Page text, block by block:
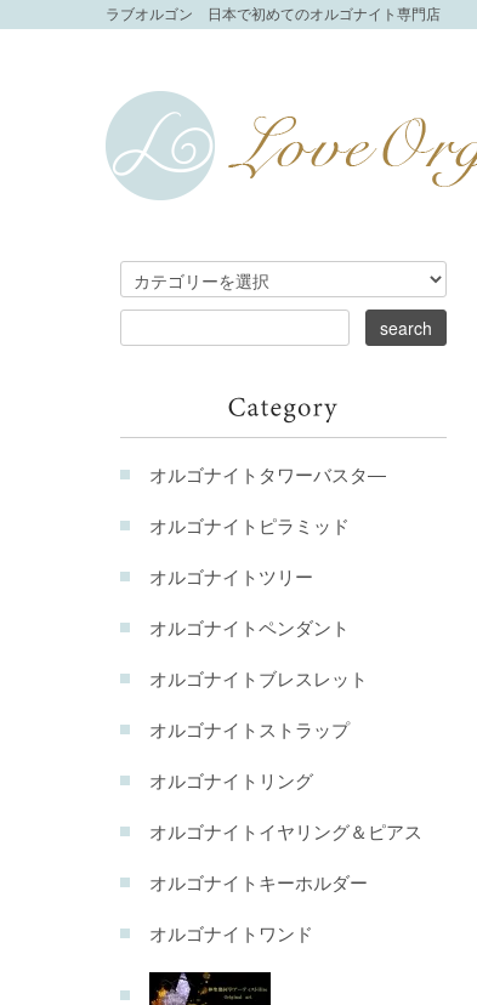
ラブオルゴン 日本で初めてのオルゴナイト専門店
オルゴナイトタワーバスタ―
オルゴナイトピラミッド
オルゴナイトツリー
オルゴナイトペンダント
オルゴナイトブレスレット
オルゴナイトストラップ
オルゴナイトリング
オルゴナイトイヤリング＆ピアス
オルゴナイトキーホルダー
オルゴナイトワンド